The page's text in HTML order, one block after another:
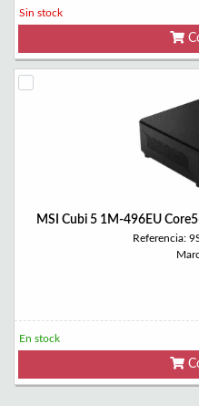
Sin stock
MSI Cubi 5 1M-496EU
Referencia:
En stock